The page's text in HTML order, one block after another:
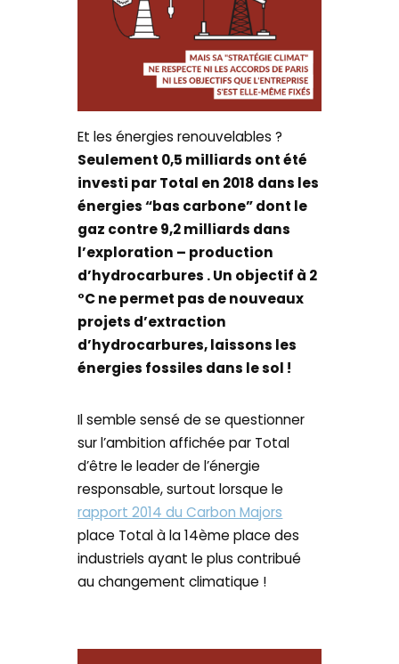
Et les énergies renouvelables ?
Seulement 0,5 milliards ont été
investi par Total en 2018 dans les
énergies “bas carbone” dont le
gaz contre 9,2 milliards dans
l’exploration – production
d’hydrocarbures . Un objectif à 2
°C ne permet pas de nouveaux
projets d’extraction
d’hydrocarbures, laissons les
énergies fossiles dans le sol !
Il semble sensé de se questionner
sur l’ambition affichée par Total
d’être le leader de l’énergie
responsable, surtout lorsque le
rapport 2014 du Carbon Majors
place Total à la 14ème place des
industriels ayant le plus contribué
au changement climatique !